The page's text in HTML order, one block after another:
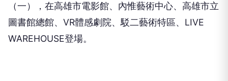
（一）， 在高雄市電影館、內惟藝術中心、高雄市立
圖書館總館、 VR體感劇院、駁二藝術特區、LIVE
WAREHOUSE登場。